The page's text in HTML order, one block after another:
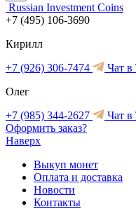
Russian Investment Coins
+7 (495) 106-3690
Кирилл
+7 (926) 306-7474
Чат в
Олег
+7 (985) 344-2627
Чат в
Оформить заказ?
Наверх
Выкуп монет
Оплата и доставка
Новости
Контакты